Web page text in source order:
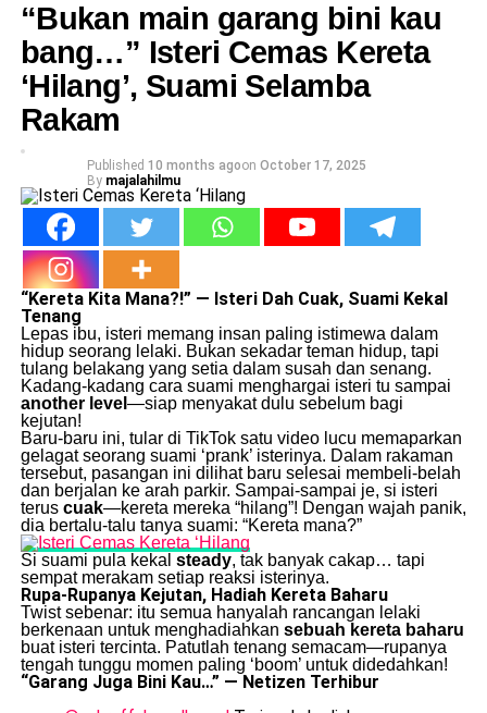
“Bukan main garang bini kau
bang…” Isteri Cemas Kereta
‘Hilang’, Suami Selamba
Rakam
Published 10 months agoon October 17, 2025
By majalahilmu
“Kereta Kita Mana?!” — Isteri Dah Cuak, Suami Kekal
Tenang
Lepas ibu, isteri memang insan paling istimewa dalam
hidup seorang lelaki. Bukan sekadar teman hidup, tapi
tulang belakang yang setia dalam susah dan senang.
Kadang-kadang cara suami menghargai isteri tu sampai
another level —siap menyakat dulu sebelum bagi
kejutan!
Baru-baru ini, tular di TikTok satu video lucu memaparkan
gelagat seorang suami ‘prank’ isterinya. Dalam rakaman
tersebut, pasangan ini dilihat baru selesai membeli-belah
dan berjalan ke arah parkir. Sampai-sampai je, si isteri
terus cuak—kereta mereka “hilang”! Dengan wajah panik,
dia bertalu-talu tanya suami: “Kereta mana?”
Si suami pula kekal steady, tak banyak cakap… tapi
sempat merakam setiap reaksi isterinya.
Rupa-Rupanya Kejutan, Hadiah Kereta Baharu
Twist sebenar: itu semua hanyalah rancangan lelaki
berkenaan untuk menghadiahkan sebuah kereta baharu
buat isteri tercinta. Patutlah tenang semacam—rupanya
tengah tunggu momen paling ‘boom’ untuk didedahkan!
“Garang Juga Bini Kau…” — Netizen Terhibur